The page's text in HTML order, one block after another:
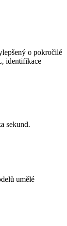
o pokročilé
identifikace
sekund.
umělé